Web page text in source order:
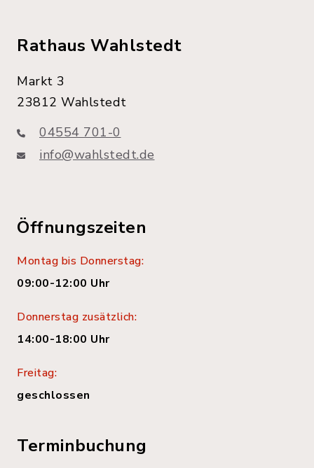
Rathaus Wahlstedt
Markt 3
23812 Wahlstedt
04554 701-0
info@wahlstedt.de
Öffnungszeiten
Montag bis Donnerstag:
09:00-12:00 Uhr
Donnerstag zusätzlich:
14:00-18:00 Uhr
Freitag:
geschlossen
Terminbuchung